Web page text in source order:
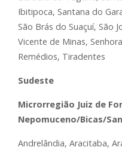
Ibitipoca, Santana do
São Brás do Suaçuí, São
Vicente de Minas,
Remédios, Tiradentes
Sudeste
Microrregião Juiz de
Nepomuceno/Bicas/
Andrelândia, Aracitaba,